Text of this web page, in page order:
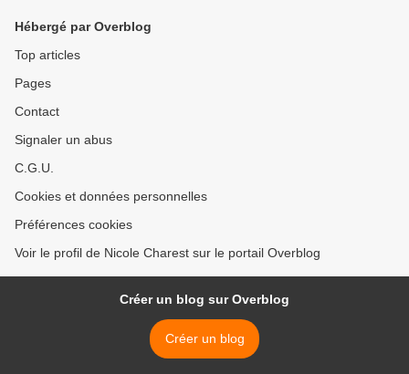
Hébergé par Overblog
Top articles
Pages
Contact
Signaler un abus
C.G.U.
Cookies et données personnelles
Préférences cookies
Voir le profil de Nicole Charest sur le portail Overblog
Créer un blog sur Overblog
Créer un blog